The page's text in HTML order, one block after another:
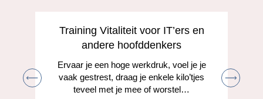
Training Vitaliteit voor IT’ers en
andere hoofddenkers
Ervaar je een hoge werkdruk, voel je je
vaak gestrest, draag je enkele kilo’tjes
teveel met je mee of worstel…